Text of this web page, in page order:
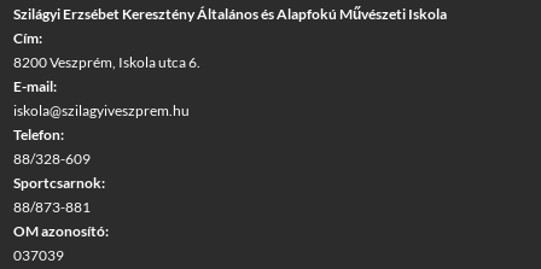
Szilágyi Erzsébet Keresztény Általános és Alapfokú Művészeti Iskola
Cím:
8200 Veszprém, Iskola utca 6.
E-mail:
iskola@szilagyiveszprem.hu
Telefon:
88/328-609
Sportcsarnok:
88/873-881
OM azonosító:
037039